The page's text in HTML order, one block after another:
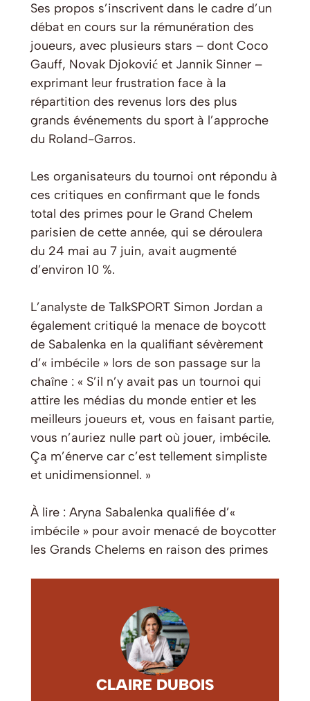
Ses propos s’inscrivent dans le cadre d’un
débat en cours sur la rémunération des
joueurs, avec plusieurs stars – dont Coco
Gauff, Novak Djoković et Jannik Sinner –
exprimant leur frustration face à la
répartition des revenus lors des plus
grands événements du sport à l’approche
du Roland-Garros.
Les organisateurs du tournoi ont répondu à
ces critiques en confirmant que le fonds
total des primes pour le Grand Chelem
parisien de cette année, qui se déroulera
du 24 mai au 7 juin, avait augmenté
d’environ 10 %.
L’analyste de TalkSPORT Simon Jordan a
également critiqué la menace de boycott
de Sabalenka en la qualifiant sévèrement
d’« imbécile » lors de son passage sur la
chaîne : « S’il n’y avait pas un tournoi qui
attire les médias du monde entier et les
meilleurs joueurs et, vous en faisant partie,
vous n’auriez nulle part où jouer, imbécile.
Ça m’énerve car c’est tellement simpliste
et unidimensionnel. »
À lire : Aryna Sabalenka qualifiée d’«
imbécile » pour avoir menacé de boycotter
les Grands Chelems en raison des primes
CLAIRE DUBOIS